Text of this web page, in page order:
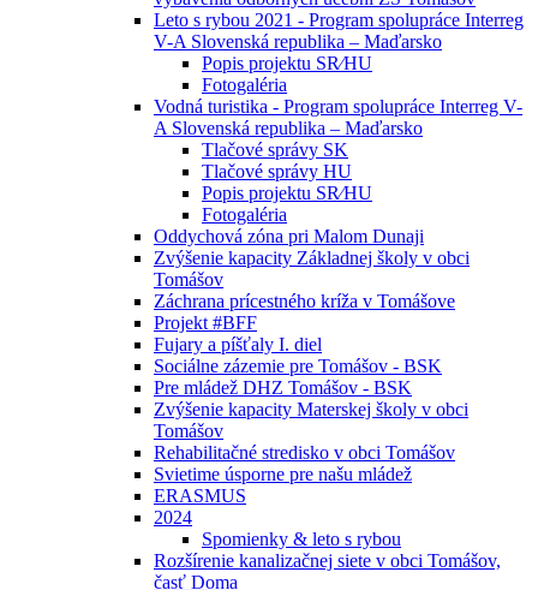
Leto s rybou 2021 - Program spolupráce Interreg
V-A Slovenská republika – Maďarsko
Popis projektu SR⁄HU
Fotogaléria
Vodná turistika - Program spolupráce Interreg V-
A Slovenská republika – Maďarsko
Tlačové správy SK
Tlačové správy HU
Popis projektu SR⁄HU
Fotogaléria
Oddychová zóna pri Malom Dunaji
Zvýšenie kapacity Základnej školy v obci
Tomášov
Záchrana prícestného kríža v Tomášove
Projekt #BFF
Fujary a píšťaly I. diel
Sociálne zázemie pre Tomášov - BSK
Pre mládež DHZ Tomášov - BSK
Zvýšenie kapacity Materskej školy v obci
Tomášov
Rehabilitačné stredisko v obci Tomášov
Svietime úsporne pre našu mládež
ERASMUS
2024
Spomienky & leto s rybou
Rozšírenie kanalizačnej siete v obci Tomášov,
časť Doma